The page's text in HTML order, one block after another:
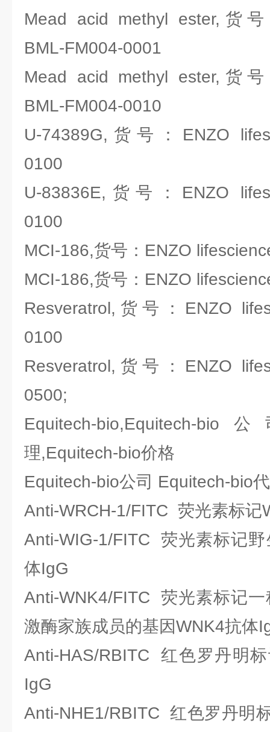
Mead acid methyl ester,货
BML-FM004-0001
Mead acid methyl ester,货
BML-FM004-0010
U-74389G,货号：ENZO
0100
U-83836E,货号：ENZO
0100
MCI-186,货号：ENZO
MCI-186,货号：ENZO
Resveratrol,货号：ENZO
0100
Resveratrol,货号：ENZO
0500;
Equitech-bio,Equitech-bio
理,Equitech-bio价格
Equitech-bio公司 Equitech-bio
Anti-WRCH-1/FITC 荧光素标记
Anti-WIG-1/FITC 荧光素标记
体IgG
Anti-WNK4/FITC 荧光素标记
激酶家族成员的基因WNK4抗体
Anti-HAS/RBITC 红色罗丹明
IgG
Anti-NHE1/RBITC 红色罗丹明